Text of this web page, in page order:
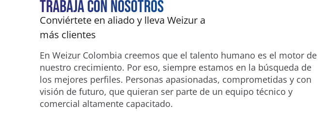
Trabaja con Nosotros
Conviértete en aliado y lleva Weizur a
más clientes
En Weizur Colombia creemos que el talento humano es el motor de
nuestro crecimiento. Por eso, siempre estamos en la búsqueda de
los mejores perfiles. Personas apasionadas, comprometidas y con
visión de futuro, que quieran ser parte de un equipo técnico y
comercial altamente capacitado.